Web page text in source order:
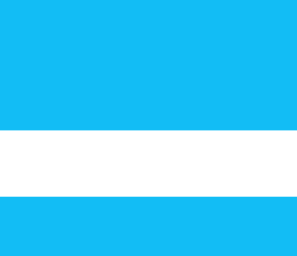
bisa jadi terbersit